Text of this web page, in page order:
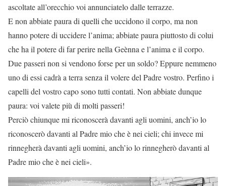
ascoltate all’orecchio voi annunciatelo dalle terrazze.
E non abbiate paura di quelli che uccidono il corpo, ma non
hanno potere di uccidere l’anima; abbiate paura piuttosto di colui
che ha il potere di far perire nella Geènna e l’anima e il corpo.
Due passeri non si vendono forse per un soldo? Eppure nemmeno
uno di essi cadrà a terra senza il volere del Padre vostro. Perfino i
capelli del vostro capo sono tutti contati. Non abbiate dunque
paura: voi valete più di molti passeri!
Perciò chiunque mi riconoscerà davanti agli uomini, anch’io lo
riconoscerò davanti al Padre mio che è nei cieli; chi invece mi
rinnegherà davanti agli uomini, anch’io lo rinnegherò davanti al
Padre mio che è nei cieli».